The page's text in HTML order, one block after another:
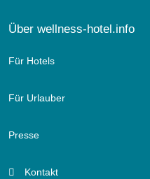
Über wellness-hotel.info
Für Hotels
Für Urlauber
Presse
Kontakt